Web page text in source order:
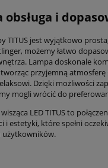
obsługa i
TITUS jest wyjątkowo
możemy łatwo
Lampa doskonale
przyjemną
Dzięki możliwości
mogli wrócić do
LED TITUS to
i estetyki, które spełni
użytkowników.